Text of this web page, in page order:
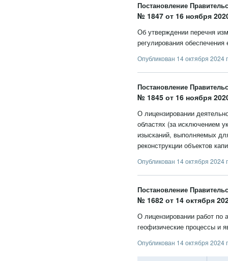
Постановление
№ 1847 от 16 ноября
Об утверждении перечня
регулирования
Опубликован 14 октября 2024 г
Постановление
№ 1845 от 16 ноября
О лицензировании
областях (за исключением
изысканий, выполняемых
реконструкции объектов
Опубликован 14 октября 2024 г
Постановление
№ 1682 от 14 октября
О лицензировании работ по
геофизические процессы и
Опубликован 14 октября 2024 г